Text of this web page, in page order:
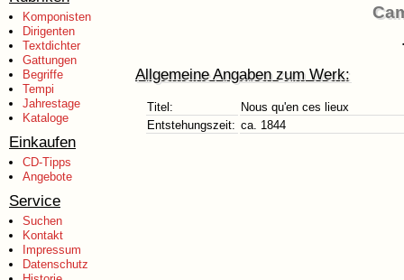
Komponisten
Dirigenten
Textdichter
Gattungen
Begriffe
Tempi
Jahrestage
Kataloge
Einkaufen
CD-Tipps
Angebote
Service
Suchen
Kontakt
Impressum
Datenschutz
Allgemeine Angaben zum Werk:
Titel:
Nous qu'en ces lieux
Entstehungszeit: ca. 1844